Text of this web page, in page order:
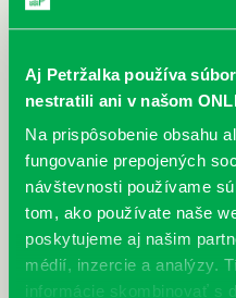
Aj Petržalka používa
nestratili ani v našom
Na prispôsobenie obsahu
fungovanie prepojených
návštevnosti používame
tom, ako používate naše
poskytujeme aj našim
médií, inzercie a analýzy.
informácie skombinovať s